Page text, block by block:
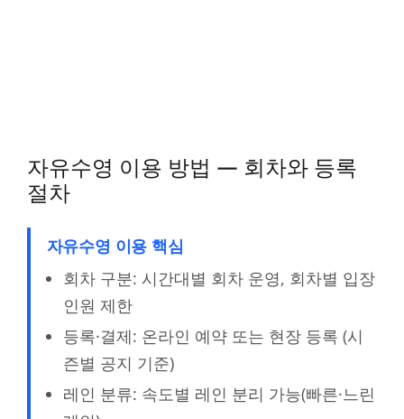
자유수영 이용 방법 — 회차와 등록
절차
자유수영 이용 핵심
회차 구분: 시간대별 회차 운영, 회차별 입장
인원 제한
등록·결제: 온라인 예약 또는 현장 등록 (시
즌별 공지 기준)
레인 분류: 속도별 레인 분리 가능(빠른·느린